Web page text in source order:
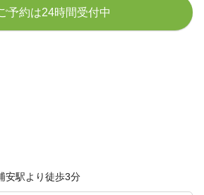
予約は24時間受付中
安駅より徒歩3分